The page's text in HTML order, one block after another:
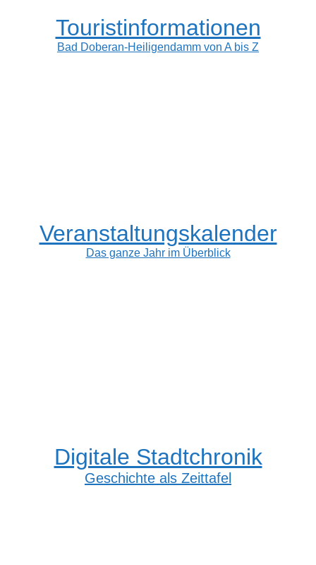
Touristinformationen
Bad Doberan-Heiligendamm von A bis Z
Veranstaltungskalender
Das ganze Jahr im Überblick
Digitale Stadtchronik
Geschichte als Zeittafel